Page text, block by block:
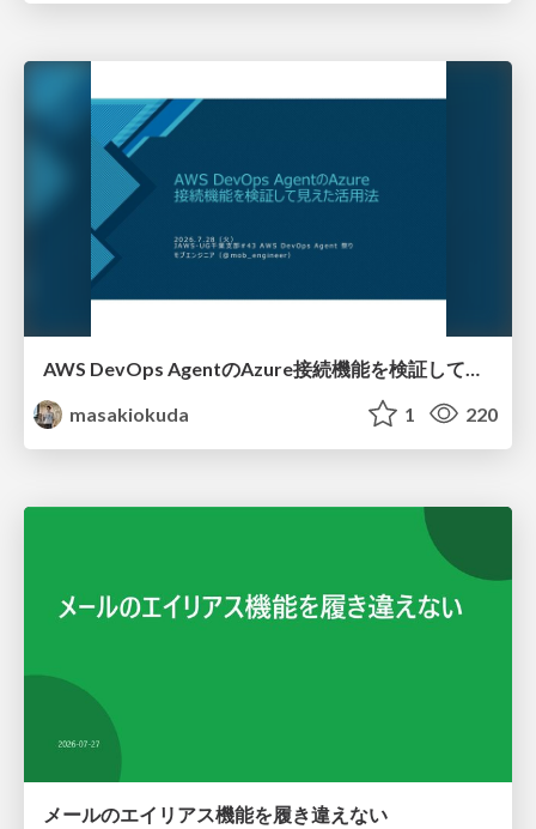
masakiokuda
1 220
メールのエイリアス機能を履き違えない